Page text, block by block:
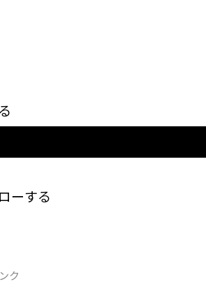
ーする
ク